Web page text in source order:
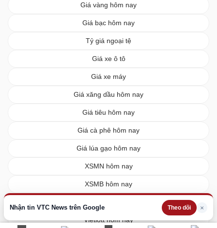
Nhận tin VTC News trên Google Theo dõi ×
Giá vàng hôm nay
Giá bạc hôm nay
Tỷ giá ngoại tệ
Giá xe ô tô
Giá xe máy
Giá xăng dầu hôm nay
Giá tiêu hôm nay
Giá cà phê hôm nay
Giá lúa gạo hôm nay
XSMN hôm nay
XSMB hôm nay
Vietlott hôm nay